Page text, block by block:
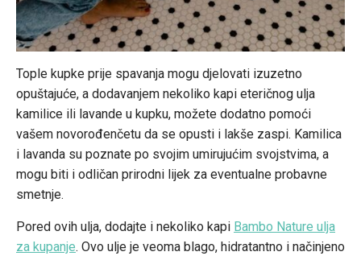
Tople kupke prije spavanja mogu djelovati izuzetno
opuštajuće, a dodavanjem nekoliko kapi eteričnog ulja
kamilice ili lavande u kupku, možete dodatno pomoći
vašem novorođenčetu da se opusti i lakše zaspi. Kamilica
i lavanda su poznate po svojim umirujućim svojstvima, a
mogu biti i odličan prirodni lijek za eventualne probavne
smetnje.
Pored ovih ulja, dodajte i nekoliko kapi Bambo Nature ulja
za kupanje. Ovo ulje je veoma blago, hidratantno i načinjeno